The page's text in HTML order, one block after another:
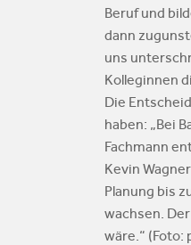
Beruf und
dann
uns
Kolleginnen
Die
haben: „Bei
Fachmann
Kevin
Planung bis
wachsen.
wäre.“ (Foto: